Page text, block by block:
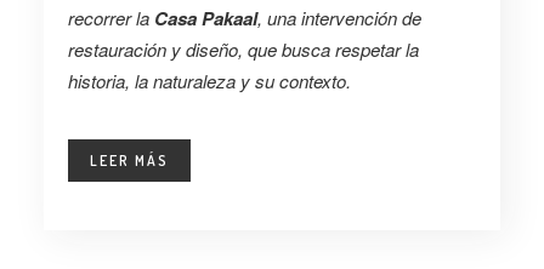
recorrer la Casa Pakaal, una intervención de
restauración y diseño, que busca respetar la
historia, la naturaleza y su contexto.
LEER MÁS